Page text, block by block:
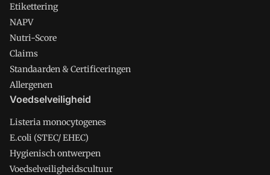
Etikettering
NAPV
Nutri-Score
Claims
Standaarden & Certificeringen
Allergenen
Voedselveiligheid
Listeria monocytogenes
E.coli (STEC/ EHEC)
Hygienisch ontwerpen
Voedselveiligheidscultuur